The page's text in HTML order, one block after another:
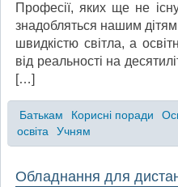
Професії, яких ще не
знадобляться нашим дітям
швидкістю світла, а
від реальності на
[…]
Батькам Корисні поради
освіта
Учням
Обладнання для